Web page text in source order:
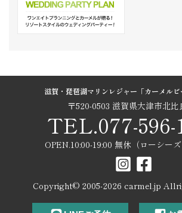
滋賀・琵琶湖マリンレジャー「カーメルビ
〒520-0503 滋賀県大津市北比
TEL.077-596-
OPEN.10:00-19:00 無休（ローシーズ
Copyright© 2005-2026 carmel.jp